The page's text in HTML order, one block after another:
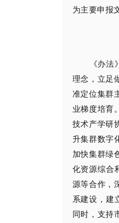
为主要申报
《办
理念，立足
准定位集群
业梯度培育
技术产学研
升集群数字
加快集群绿
化资源综合
源等合作，
系建设，建
同时，支持